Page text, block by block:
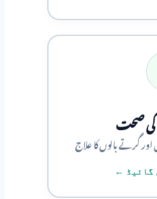
کی صحت
اور گرتے بالوں کا علاج
گائیڈ ←